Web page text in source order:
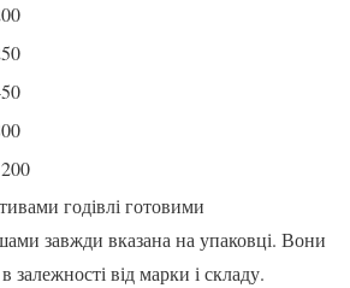
годівлі готовими
завжди вказана на упаковці. Вони
залежності від марки і складу.